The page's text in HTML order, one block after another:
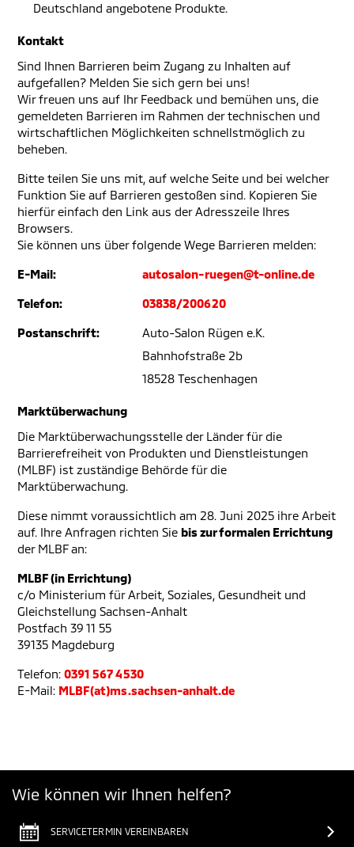
Deutschland angebotene Produkte.
Kontakt
Sind Ihnen Barrieren beim Zugang zu Inhalten auf
aufgefallen? Melden Sie sich gern bei uns!
Wir freuen uns auf Ihr Feedback und bemühen uns, die
gemeldeten Barrieren im Rahmen der technischen und
wirtschaftlichen Möglichkeiten schnellstmöglich zu
beheben.
Bitte teilen Sie uns mit, auf welche Seite und bei welcher
Funktion Sie auf Barrieren gestoßen sind. Kopieren Sie
hierfür einfach den Link aus der Adresszeile Ihres
Browsers.
Sie können uns über folgende Wege Barrieren melden:
E-Mail: autosalon-ruegen@t-online.de
Telefon: 03838/200620
Postanschrift:
Auto-Salon Rügen e.K.
Bahnhofstraße 2b
18528 Teschenhagen
Marktüberwachung
Die Marktüberwachungsstelle der Länder für die
Barrierefreiheit von Produkten und Dienstleistungen
(MLBF) ist zuständige Behörde für die
Marktüberwachung.
Diese nimmt voraussichtlich am 28. Juni 2025 ihre Arbeit
auf. Ihre Anfragen richten Sie bis zur formalen Errichtung
der MLBF an:
MLBF (in Errichtung)
c/o Ministerium für Arbeit, Soziales, Gesundheit und
Gleichstellung Sachsen-Anhalt
Postfach 39 11 55
39135 Magdeburg
Telefon: 0391 567 4530
E-Mail: MLBF(at)ms.sachsen-anhalt.de
Wie können wir Ihnen helfen?
SERVICETERMIN VEREINBAREN